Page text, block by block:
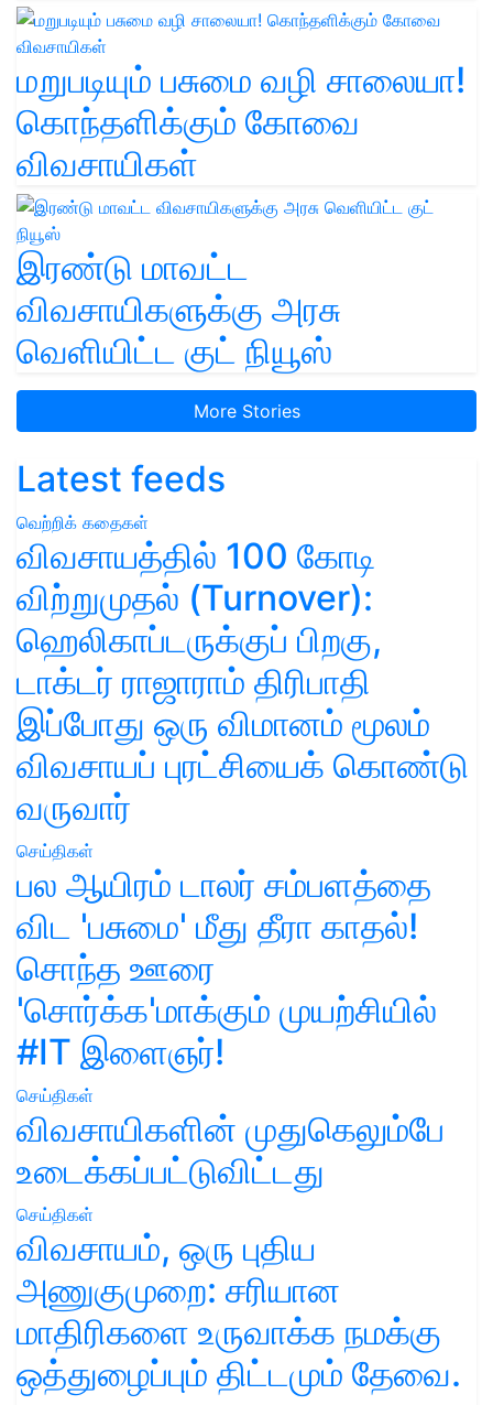
மறுபடியும் பசுமை வழி சாலையா!
கொந்தளிக்கும் கோவை
விவசாயிகள்
இரண்டு மாவட்ட
விவசாயிகளுக்கு அரசு
வெளியிட்ட குட் நியூஸ்
More Stories
Latest feeds
வெற்றிக் கதைகள்
விவசாயத்தில் 100 கோடி
விற்றுமுதல் (Turnover):
ஹெலிகாப்டருக்குப் பிறகு,
டாக்டர் ராஜாராம் திரிபாதி
இப்போது ஒரு விமானம் மூலம்
விவசாயப் புரட்சியைக் கொண்டு
வருவார்
செய்திகள்
பல ஆயிரம் டாலர் சம்பளத்தை
விட 'பசுமை' மீது தீரா காதல்!
சொந்த ஊரை
'சொர்க்க'மாக்கும் முயற்சியில்
#IT இளைஞர்!
செய்திகள்
விவசாயிகளின் முதுகெலும்பே
உடைக்கப்பட்டுவிட்டது
செய்திகள்
விவசாயம், ஒரு புதிய
அணுகுமுறை: சரியான
மாதிரிகளை உருவாக்க நமக்கு
ஒத்துழைப்பும் திட்டமும் தேவை.